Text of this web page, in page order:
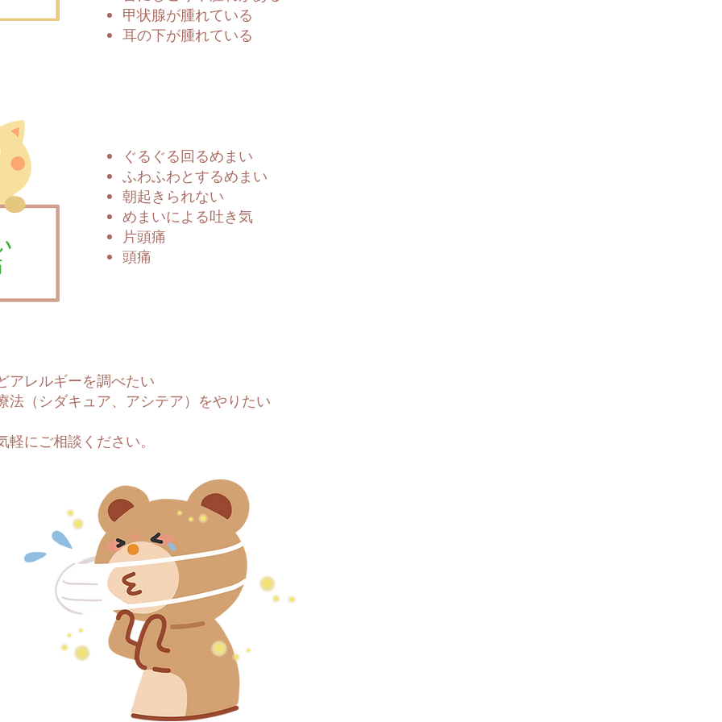
甲状腺が腫れている
耳の下が腫れている
ぐるぐる回るめまい
ふわふわとするめまい
朝起きられない
めまいによる吐き気
片頭痛
頭痛
アレルギーを調べたい
法（シダキュア、アシテア）をやりたい
軽にご相談ください。